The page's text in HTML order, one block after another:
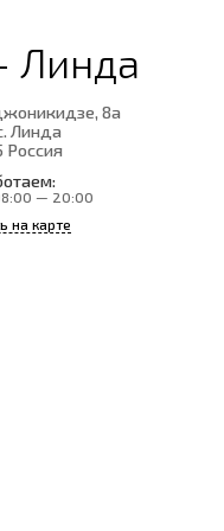
Линда
8а
Линда
Россия
— 20:00
на карте